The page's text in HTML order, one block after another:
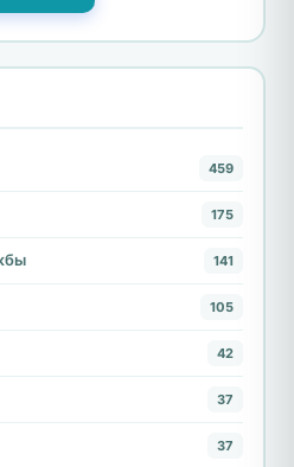
459
175
141
105
42
37
37